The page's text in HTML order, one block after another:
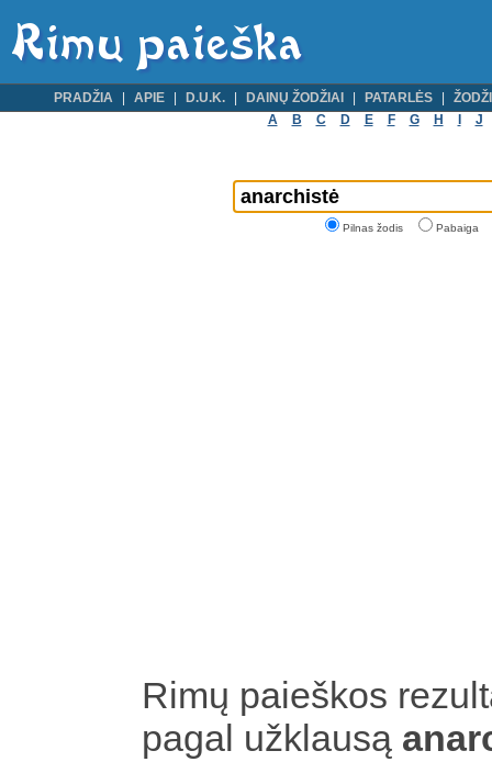
PRADŽIA APIE D.U.K. DAINŲ ŽODŽIAI PATARLĖS
A
B C D E F G H J
Pilnas žodis Pabaiga
Rimų paieškos
pagal užklausą